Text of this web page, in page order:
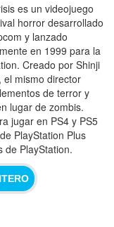
es un videojuego
horror desarrollado
y lanzado
en 1999 para la
Creado por Shinji
el mismo director
de terror y
lugar de zombis.
jugar en PS4 y PS5
PlayStation Plus
de PlayStation.